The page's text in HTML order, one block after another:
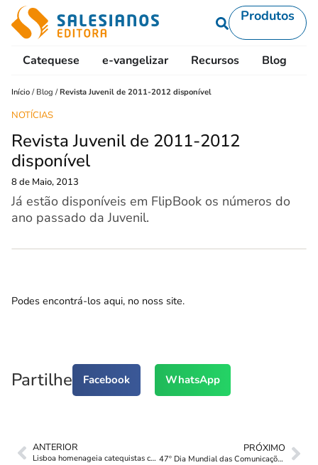
Produtos
Catequese e-vangelizar Recursos Blog
Início / Blog /Revista Juvenil de 2011-2012 disponível
NOTÍCIAS
Revista Juvenil de 2011-2012
disponível
8 de Maio, 2013
Já estão disponíveis em FlipBook os números do
ano passado da Juvenil.
Podes encontrá-los aqui, no noss site.
Partilhe Facebook WhatsApp
ANTERIOR
Lisboa homenageia catequistas com mais de 25 anos de missão
PRÓXIMO
47º Dia Mundial das Comunicações Socias